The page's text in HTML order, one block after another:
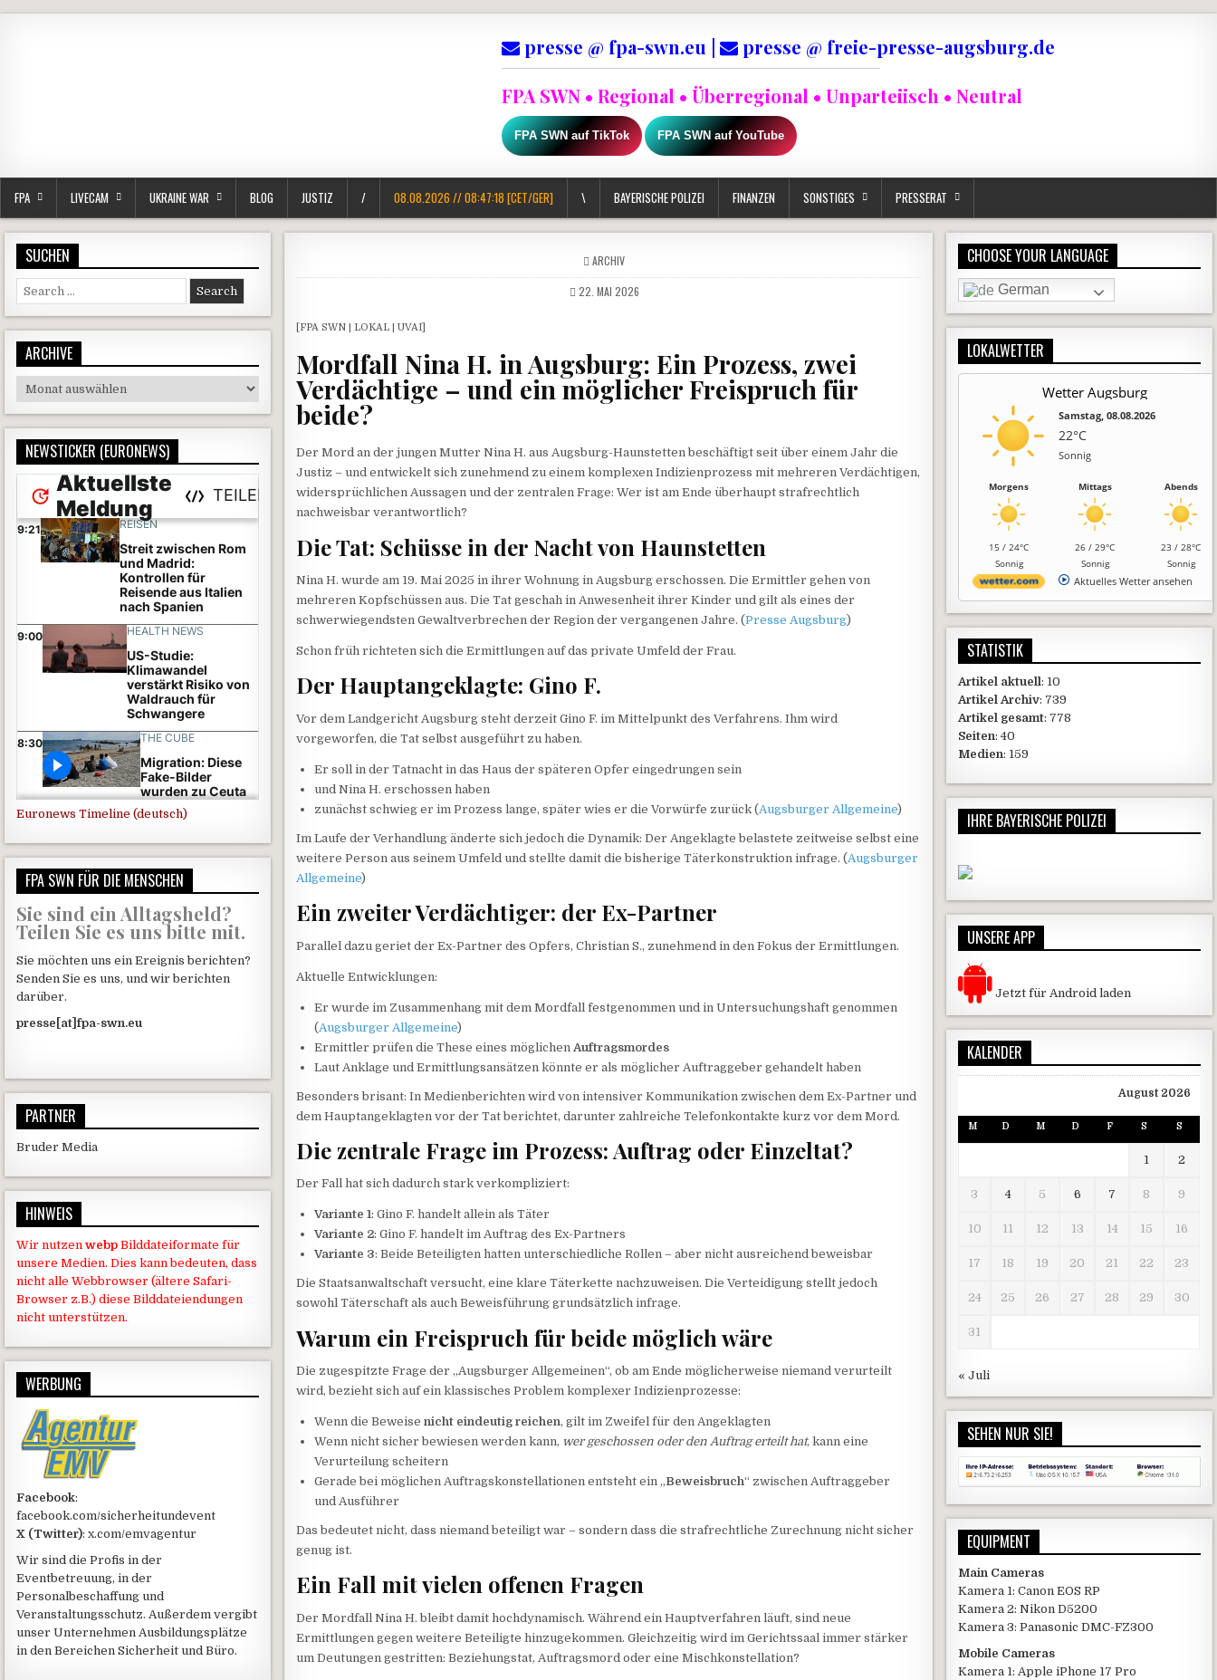
presse @ fpa-swn.eu |
presse @ freie-presse-augsburg.de
FPA SWN • Regional • Überregional • Unparteiisch • Neutral
FPA SWN auf TikTok FPA SWN auf YouTube
FPA LIVECAM UKRAINE WAR BLOG JUSTIZ / 08.08.2026 // 08:47:19 [CET/GER] \ BAYERISCHE POLIZEI FINANZEN SONSTIGES PRESSERAT
POSTED IN
ARCHIV
22. MAI 2026
[FPA SWN | LOKAL | UVAI]
Mordfall Nina H. in Augsburg: Ein Prozess, zwei
Verdächtige – und ein möglicher Freispruch für
beide?
Der Mord an der jungen Mutter Nina H. aus Augsburg-Haunstetten beschäftigt seit über einem Jahr die
Justiz – und entwickelt sich zunehmend zu einem komplexen Indizienprozess mit mehreren Verdächtigen,
widersprüchlichen Aussagen und der zentralen Frage: Wer ist am Ende überhaupt strafrechtlich
nachweisbar verantwortlich?
Die Tat: Schüsse in der Nacht von Haunstetten
Nina H. wurde am 19. Mai 2025 in ihrer Wohnung in Augsburg erschossen. Die Ermittler gehen von
mehreren Kopfschüssen aus. Die Tat geschah in Anwesenheit ihrer Kinder und gilt als eines der
schwerwiegendsten Gewaltverbrechen der Region der vergangenen Jahre. (Presse Augsburg)
Schon früh richteten sich die Ermittlungen auf das private Umfeld der Frau.
Der Hauptangeklagte: Gino F.
Vor dem Landgericht Augsburg steht derzeit Gino F. im Mittelpunkt des Verfahrens. Ihm wird
vorgeworfen, die Tat selbst ausgeführt zu haben.
Er soll in der Tatnacht in das Haus der späteren Opfer eingedrungen sein
und Nina H. erschossen haben
zunächst schwieg er im Prozess lange, später wies er die Vorwürfe zurück (Augsburger Allgemeine)
Im Laufe der Verhandlung änderte sich jedoch die Dynamik: Der Angeklagte belastete zeitweise selbst eine
weitere Person aus seinem Umfeld und stellte damit die bisherige Täterkonstruktion infrage. (Augsburger
Allgemeine)
Ein zweiter Verdächtiger: der Ex-Partner
Parallel dazu geriet der Ex-Partner des Opfers, Christian S., zunehmend in den Fokus der Ermittlungen.
Aktuelle Entwicklungen:
Er wurde im Zusammenhang mit dem Mordfall festgenommen und in Untersuchungshaft genommen
(Augsburger Allgemeine)
Ermittler prüfen die These eines möglichen Auftragsmordes
Laut Anklage und Ermittlungsansätzen könnte er als möglicher Auftraggeber gehandelt haben
Besonders brisant: In Medienberichten wird von intensiver Kommunikation zwischen dem Ex-Partner und
dem Hauptangeklagten vor der Tat berichtet, darunter zahlreiche Telefonkontakte kurz vor dem Mord.
Die zentrale Frage im Prozess: Auftrag oder Einzeltat?
Der Fall hat sich dadurch stark verkompliziert:
Variante 1: Gino F. handelt allein als Täter
Variante 2: Gino F. handelt im Auftrag des Ex-Partners
Variante 3: Beide Beteiligten hatten unterschiedliche Rollen – aber nicht ausreichend beweisbar
Die Staatsanwaltschaft versucht, eine klare Täterkette nachzuweisen. Die Verteidigung stellt jedoch
sowohl Täterschaft als auch Beweisführung grundsätzlich infrage.
Warum ein Freispruch für beide möglich wäre
Die zugespitzte Frage der „Augsburger Allgemeinen“, ob am Ende möglicherweise niemand verurteilt
wird, bezieht sich auf ein klassisches Problem komplexer Indizienprozesse:
Wenn die Beweisenicht eindeutig reichen, gilt im Zweifel für den Angeklagten
Wenn nicht sicher bewiesen werden kann, wer geschossen oder den Auftrag erteilt hat, kann eine
Verurteilung scheitern
Gerade bei möglichen Auftragskonstellationen entsteht ein „Beweisbruch“ zwischen Auftraggeber
und Ausführer
Das bedeutet nicht, dass niemand beteiligt war – sondern dass die strafrechtliche Zurechnung nicht sicher
genug ist.
Ein Fall mit vielen offenen Fragen
Der Mordfall Nina H. bleibt damit hochdynamisch. Während ein Hauptverfahren läuft, sind neue
Ermittlungen gegen weitere Beteiligte hinzugekommen. Gleichzeitig wird im Gerichtssaal immer stärker
um Deutungen gestritten: Beziehungstat, Auftragsmord oder eine Mischkonstellation?
SUCHEN
Search for:
ARCHIVE
Archive
NEWSTICKER (EURONEWS)
Euronews Timeline (deutsch)
FPA SWN FÜR DIE MENSCHEN
Sie sind ein Alltagsheld?
Teilen Sie es uns bitte mit.
Sie möchten uns ein Ereignis berichten?
Senden Sie es uns, und wir berichten
darüber.
presse[at]fpa-swn.eu
PARTNER
Bruder Media
HINWEIS
Wir nutzen webp Bilddateiformate für
unsere Medien. Dies kann bedeuten, dass
nicht alle Webbrowser (ältere Safari-
Browser z.B.) diese Bilddateiendungen
nicht unterstützen.
WERBUNG
Facebook:
facebook.com/sicherheitundevent
X (Twitter): x.com/emvagentur
Wir sind die Profis in der
Eventbetreuung, in der
Personalbeschaffung und
Veranstaltungsschutz. Außerdem vergibt
unser Unternehmen Ausbildungsplätze
in den Bereichen Sicherheit und Büro.
CHOOSE YOUR LANGUAGE
German
LOKALWETTER
Wetter Augsburg
Samstag, 08.08.2026
22°C
Sonnig
Morgens
15 / 24°C
Sonnig
Mittags
26 / 29°C
Sonnig
Abends
23 / 28°C
Sonnig
Aktuelles Wetter ansehen
STATISTIK
Artikel aktuell: 10
Artikel Archiv: 739
Artikel gesamt: 778
Seiten: 40
Medien: 159
IHRE BAYERISCHE POLIZEI
UNSERE APP
Jetzt für Android laden
KALENDER
August 2026
M D M D F S S
1 2
3 4 5 6 7 8 9
10 11 12 13 14 15 16
17 18 19 20 21 22 23
24 25 26 27 28 29 30
31
« Juli
SEHEN NUR SIE!
EQUIPMENT
Main Cameras
Kamera 1: Canon EOS RP
Kamera 2: Nikon D5200
Kamera 3: Panasonic DMC-FZ300
Mobile Cameras
Kamera 1: Apple iPhone 17 Pro